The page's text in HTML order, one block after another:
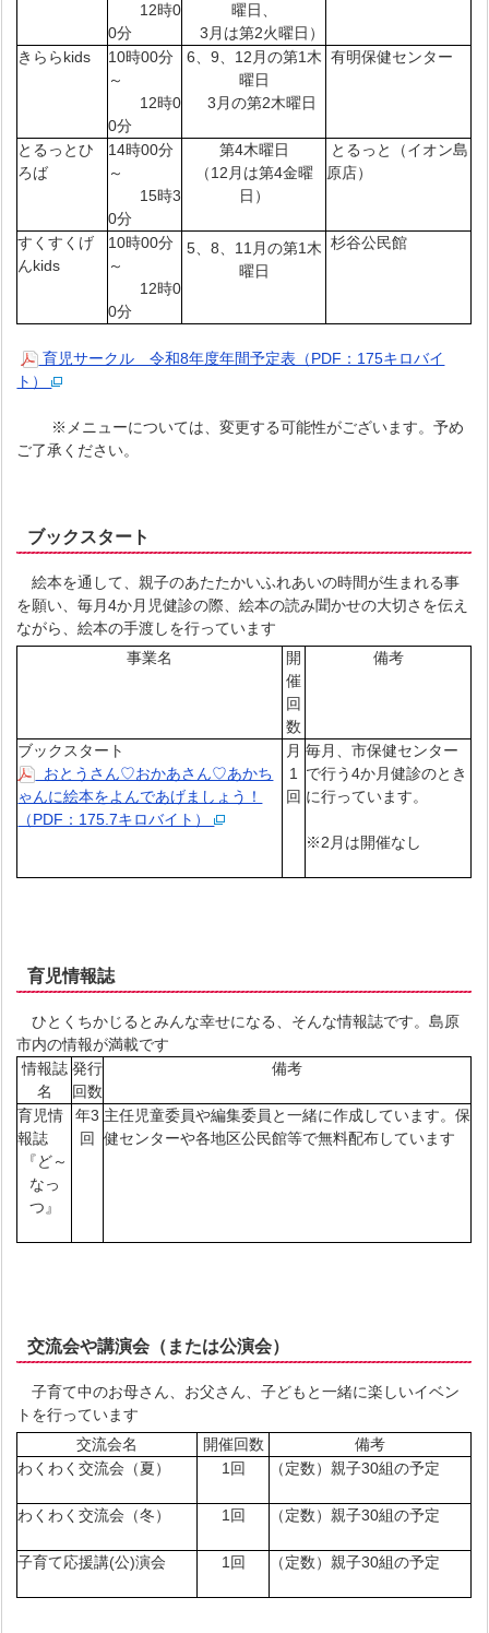
12時0
0分
曜日、
3月は第2火曜日）
きららkids
10時00分
～
12時0
0分
6、9、12月の第1木
曜日
3月の第2木曜日
有明保健センター
とるっとひ
ろば
14時00分
～
15時3
0分
第4木曜日
（12月は第4金曜
日）
とるっと（イオン島
原店）
すくすくげ
んkids
10時00分
～
12時0
0分
5、8、11月の第1木
曜日
杉谷公民館
育児サークル 令和8年度年間予定表（PDF：175キロバイ
ト）
※メニューについては、変更する可能性がございます。予め
ご了承ください。
ブックスタート
絵本を通して、親子のあたたかいふれあいの時間が生まれる事
を願い、毎月4か月児健診の際、絵本の読み聞かせの大切さを伝え
ながら、絵本の手渡しを行っています
事業名
開
催
回
数
備考
ブックスタート
おとうさん♡おかあさん♡あかち
ゃんに絵本をよんであげましょう！
（PDF：175.7キロバイト）
月
1
回
毎月、市保健センター
で行う4か月健診のとき
に行っています。
※2月は開催なし
育児情報誌
ひとくちかじるとみんな幸せになる、そんな情報誌です。島原
市内の情報が満載です
情報誌
名
発行
回数
備考
育児情
報誌
『ど～
なっ
つ』
年3
回
主任児童委員や編集委員と一緒に作成しています。保
健センターや各地区公民館等で無料配布しています
交流会や講演会（または公演会）
子育て中のお母さん、お父さん、子どもと一緒に楽しいイベン
トを行っています
交流会名
開催回数
備考
わくわく交流会（夏）
1回 （定数）親子30組の予定
わくわく交流会（冬） 1回 （定数）親子30組の予定
子育て応援講(公)演会 1回 （定数）親子30組の予定